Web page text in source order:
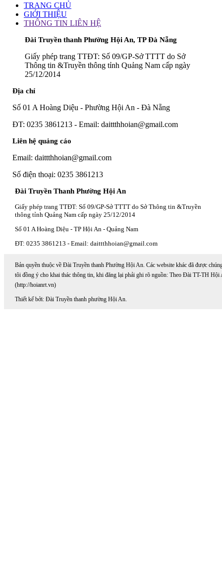
TRANG CHỦ
GIỚI THIỆU
THÔNG TIN LIÊN HỆ
Đài Truyền thanh Phường Hội An, TP Đà Nẵng
Giấy phép trang TTĐT: Số 09/GP-Sở TTTT do Sở
Thông tin &Truyền thông tỉnh Quảng Nam cấp ngày
25/12/2014
Địa chỉ
Số 01 A Hoàng Diệu - Phường Hội An - Đà Nẵng
ĐT: 0235 3861213 - Email: daittthhoian@gmail.com
Liên hệ quảng cáo
Email: daittthhoian@gmail.com
Số điện thoại: 0235 3861213
Đài Truyền Thanh Phường Hội An
Giấy phép trang TTĐT: Số 09/GP-Sở TTTT do Sở Thông tin &Truyền
thông tỉnh Quảng Nam cấp ngày 25/12/2014
Số 01 A Hoàng Diệu - TP Hội An - Quảng Nam
ĐT: 0235 3861213 - Email: daittthhoian@gmail.com
Bản quyền thuộc về Đài Truyền thanh Phường Hội An. Các website khác đã được
tôi đồng ý cho khai thác thông tin, khi đăng lại phải ghi rõ nguồn: Theo Đài TT-TH Hội
(http://hoianrt.vn)
Thiết kế bởi: Đài Truyền thanh phường Hội An.